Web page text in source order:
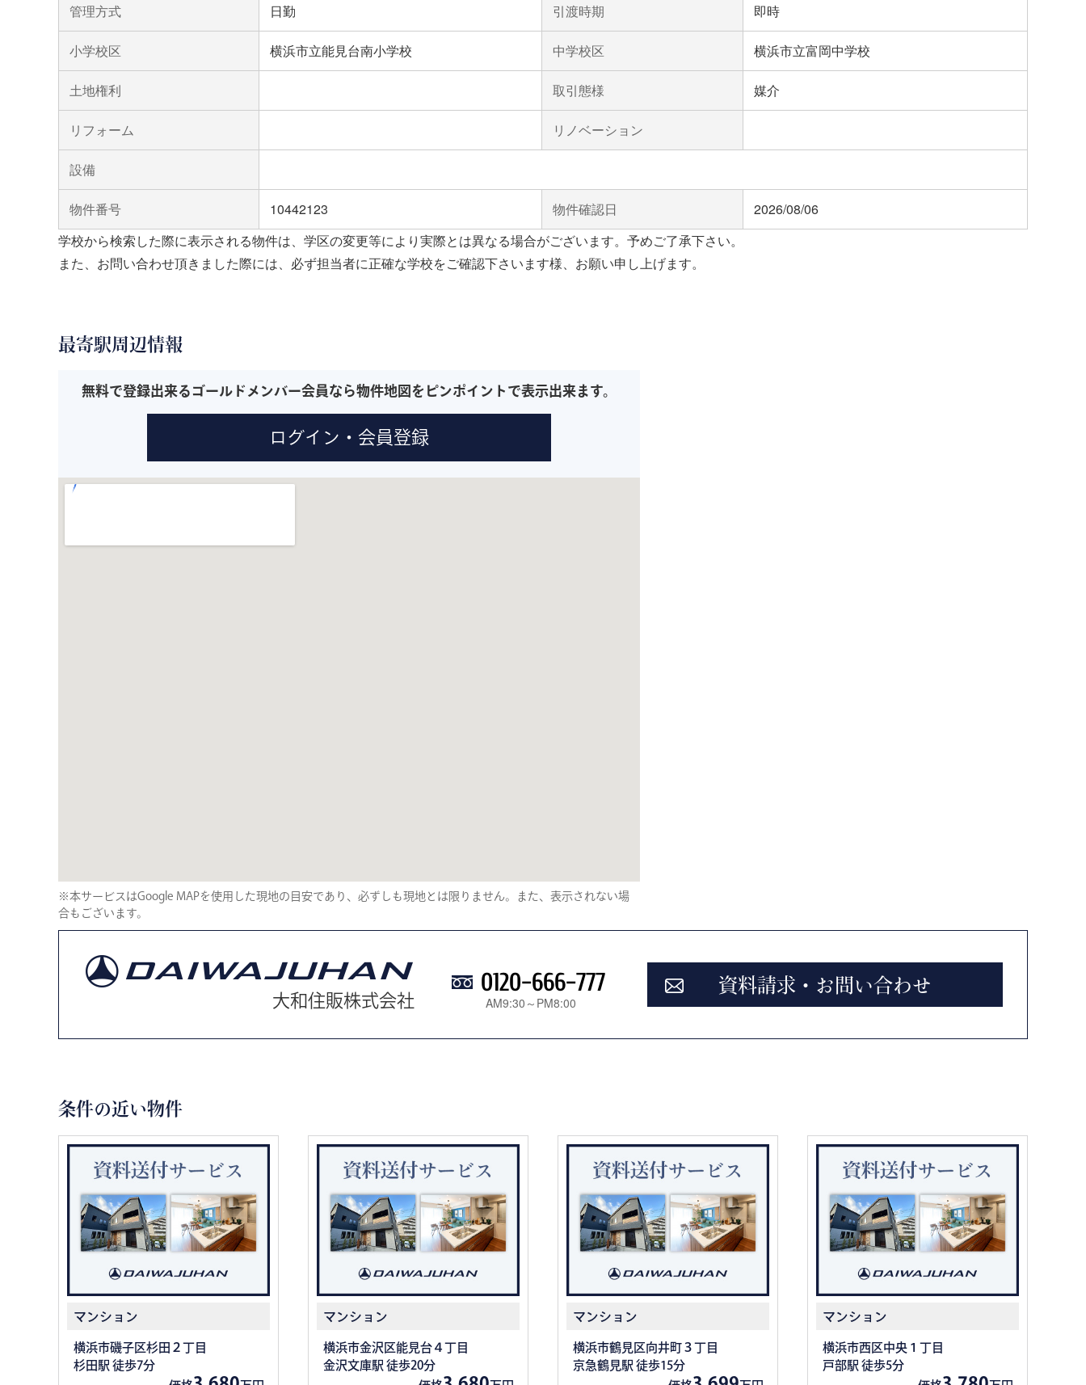
管理方式 日勤 引渡時期 即時
小学校区 横浜市立能見台南小学校 中学校区 横浜市立富岡中学校
土地権利 取引態様 媒介
リフォーム リノベーション
設備
物件番号 10442123 物件確認日
2026/08/06
学校から検索した際に表示される物件は、学区の変更等により実際とは異なる場合がございます。予めご了承下さい。
また、お問い合わせ頂きました際には、必ず担当者に正確な学校をご確認下さいます様、お願い申し上げます。
最寄駅周辺情報
無料で登録出来るゴールドメンバー会員なら物件地図をピンポイントで表示出来ます。
ログイン・会員登録
※本サービスはGoogle MAPを使用した現地の目安であり、必ずしも現地とは限りません。また、表示されない場
合もございます。
大和住販株式会社
0120-666-777
AM9:30～PM8:00
資料請求・お問い合わせ
条件の近い物件
マンション
横浜市磯子区杉田２丁目
杉田駅 徒歩7分
マンション
横浜市金沢区能見台４丁目
金沢文庫駅 徒歩20分
マンション
横浜市鶴見区向井町３丁目
京急鶴見駅 徒歩15分
マンション
横浜市西区中央１丁目
戸部駅 徒歩5分